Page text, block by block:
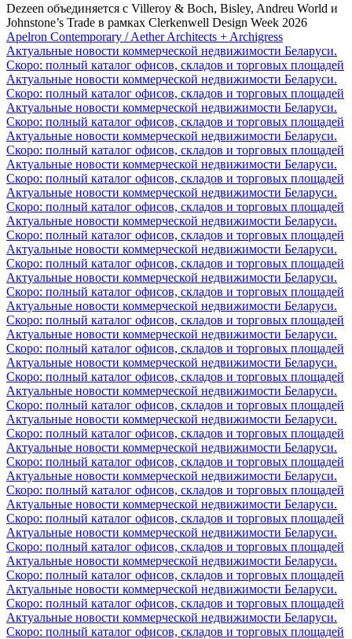
Dezeen объединяется с Villeroy & Boch, Bisley, Andreu World и
Johnstone’s Trade в рамках Clerkenwell Design Week 2026
Apelron Contemporary / Aether Architects + Archigress
Актуальные новости коммерческой недвижимости Беларуси.
Скоро: полный каталог офисов, складов и торговых площадей
Актуальные новости коммерческой недвижимости Беларуси.
Скоро: полный каталог офисов, складов и торговых площадей
Актуальные новости коммерческой недвижимости Беларуси.
Скоро: полный каталог офисов, складов и торговых площадей
Актуальные новости коммерческой недвижимости Беларуси.
Скоро: полный каталог офисов, складов и торговых площадей
Актуальные новости коммерческой недвижимости Беларуси.
Скоро: полный каталог офисов, складов и торговых площадей
Актуальные новости коммерческой недвижимости Беларуси.
Скоро: полный каталог офисов, складов и торговых площадей
Актуальные новости коммерческой недвижимости Беларуси.
Скоро: полный каталог офисов, складов и торговых площадей
Актуальные новости коммерческой недвижимости Беларуси.
Скоро: полный каталог офисов, складов и торговых площадей
Актуальные новости коммерческой недвижимости Беларуси.
Скоро: полный каталог офисов, складов и торговых площадей
Актуальные новости коммерческой недвижимости Беларуси.
Скоро: полный каталог офисов, складов и торговых площадей
Актуальные новости коммерческой недвижимости Беларуси.
Скоро: полный каталог офисов, складов и торговых площадей
Актуальные новости коммерческой недвижимости Беларуси.
Скоро: полный каталог офисов, складов и торговых площадей
Актуальные новости коммерческой недвижимости Беларуси.
Скоро: полный каталог офисов, складов и торговых площадей
Актуальные новости коммерческой недвижимости Беларуси.
Скоро: полный каталог офисов, складов и торговых площадей
Актуальные новости коммерческой недвижимости Беларуси.
Скоро: полный каталог офисов, складов и торговых площадей
Актуальные новости коммерческой недвижимости Беларуси.
Скоро: полный каталог офисов, складов и торговых площадей
Актуальные новости коммерческой недвижимости Беларуси.
Скоро: полный каталог офисов, складов и торговых площадей
Актуальные новости коммерческой недвижимости Беларуси.
Скоро: полный каталог офисов, складов и торговых площадей
Актуальные новости коммерческой недвижимости Беларуси.
Скоро: полный каталог офисов, складов и торговых площадей
Актуальные новости коммерческой недвижимости Беларуси.
Скоро: полный каталог офисов, складов и торговых площадей
Актуальные новости коммерческой недвижимости Беларуси.
Скоро: полный каталог офисов, складов и торговых площадей